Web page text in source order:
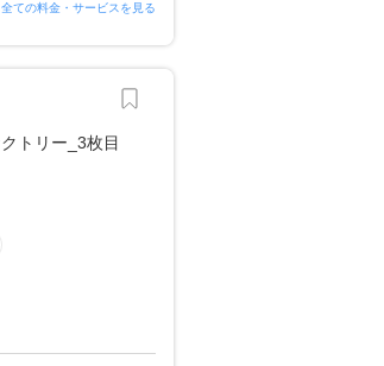
全ての料金・サービスを見る